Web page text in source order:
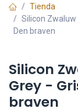
Tienda
Silicon Zwaluw
Den braven
Silicon
Grey -
braven